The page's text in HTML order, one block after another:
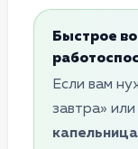
Быстрое
Если вам
завтра»